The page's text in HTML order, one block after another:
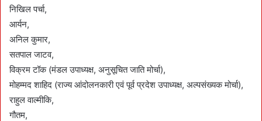
निखिल पर्चा,
आर्यन,
अनिल कुमार,
सतपाल जाटव,
विक्रम टॉक (मंडल उपाध्यक्ष, अनुसूचित जाति मोर्चा),
मोहम्मद शाहिद (राज्य आंदोलनकारी एवं पूर्व प्रदेश उपाध्यक्ष, अल्पसंख्यक मोर्चा),
राहुल वाल्मीकि,
गौतम,